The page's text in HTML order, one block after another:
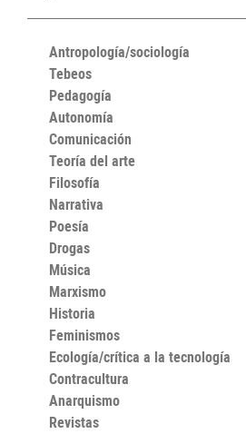
Antropología/sociología
Tebeos
Pedagogía
Autonomía
Comunicación
Teoría del arte
Filosofía
Narrativa
Poesía
Drogas
Música
Marxismo
Historia
Feminismos
Ecología/crítica a la tecnología
Contracultura
Anarquismo
Revistas